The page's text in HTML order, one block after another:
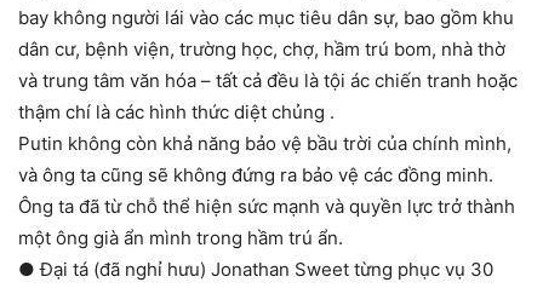
bay không người lái vào các mục tiêu dân sự, bao gồm khu
dân cư, bệnh viện, trường học, chợ, hầm trú bom, nhà thờ
và trung tâm văn hóa – tất cả đều là tội ác chiến tranh hoặc
thậm chí là các hình thức diệt chủng .
Putin không còn khả năng bảo vệ bầu trời của chính mình,
và ông ta cũng sẽ không đứng ra bảo vệ các đồng minh.
Ông ta đã từ chỗ thể hiện sức mạnh và quyền lực trở thành
một ông già ẩn mình trong hầm trú ẩn.
● Đại tá (đã nghỉ hưu) Jonathan Sweet từng phục vụ 30